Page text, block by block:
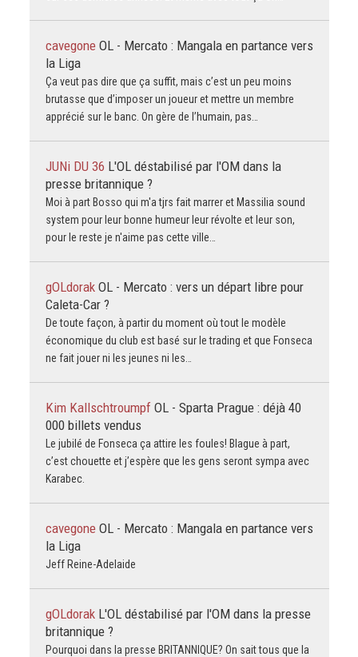
cavegone OL - Mercato : Mangala en partance vers
la Liga
Ça veut pas dire que ça suffit, mais c’est un peu moins
brutasse que d’imposer un joueur et mettre un membre
apprécié sur le banc. On gère de l’humain, pas…
JUNi DU 36 L'OL déstabilisé par l'OM dans la
presse britannique ?
Moi à part Bosso qui m'a tjrs fait marrer et Massilia sound
system pour leur bonne humeur leur révolte et leur son,
pour le reste je n'aime pas cette ville…
gOLdorak OL - Mercato : vers un départ libre pour
Caleta-Car ?
De toute façon, à partir du moment où tout le modèle
économique du club est basé sur le trading et que Fonseca
ne fait jouer ni les jeunes ni les…
Kim Kallschtroumpf OL - Sparta Prague : déjà 40
000 billets vendus
Le jubilé de Fonseca ça attire les foules! Blague à part,
c’est chouette et j’espère que les gens seront sympa avec
Karabec.
cavegone OL - Mercato : Mangala en partance vers
la Liga
Jeff Reine-Adelaide
gOLdorak L'OL déstabilisé par l'OM dans la presse
britannique ?
Pourquoi dans la presse BRITANNIQUE? On sait tous que la